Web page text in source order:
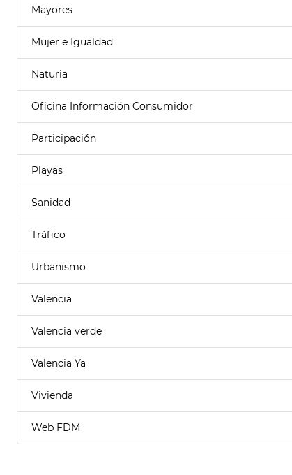
Mayores
Mujer e Igualdad
Naturia
Oficina Información Consumidor
Participación
Playas
Sanidad
Tráfico
Urbanismo
Valencia
Valencia verde
Valencia Ya
Vivienda
Web FDM